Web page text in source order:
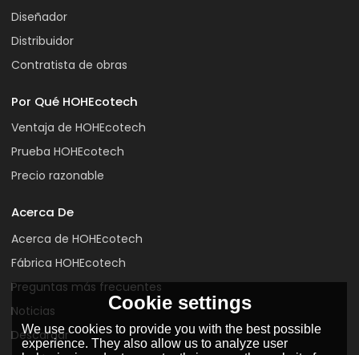
Diseñador
Distribuidor
Contratista de obras
Por Qué HOHEcotech
Ventaja de HOHEcotech
Prueba HOHEcotech
Precio razonable
Acerca De
Acerca de HOHEcotech
Fábrica HOHEcotech
Preguntas más frecuentes
Noticias
Descargar
Cookie settings
We use cookies to provide you with the best possible
experience. They also allow us to analyze user